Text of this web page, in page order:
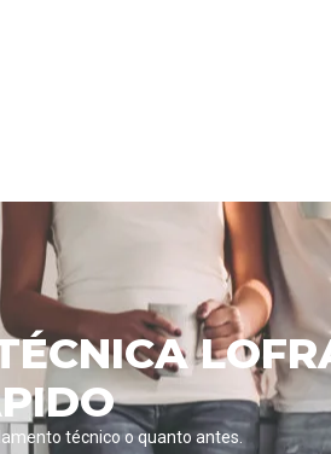
técnico o quanto antes.